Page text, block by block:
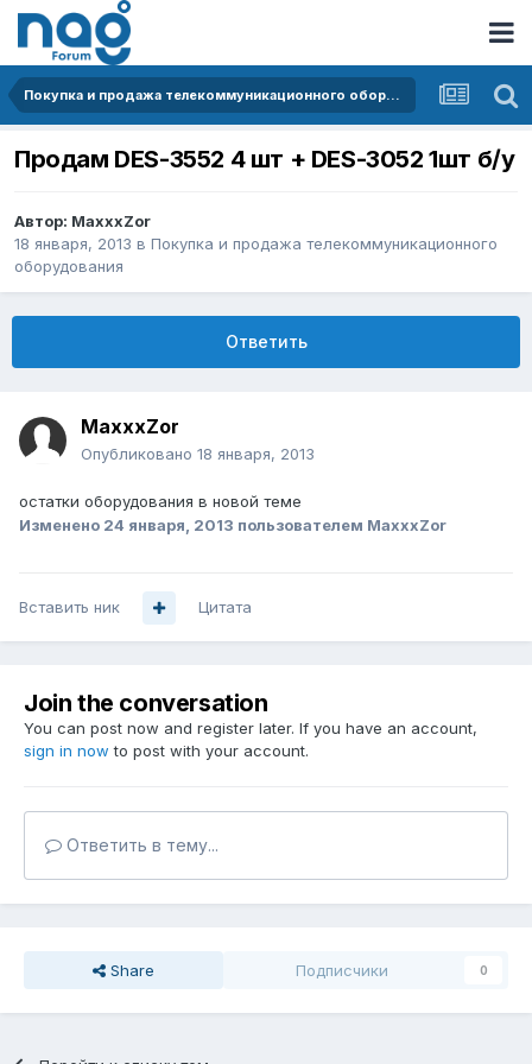
Покупка и продажа телекоммуникационного оборудования
Продам DES-3552 4 шт + DES-3052 1шт б/у
Автор: MaxxxZor
18 января, 2013 в Покупка и продажа телекоммуникационного
оборудования
Ответить
MaxxxZor
Опубликовано 18 января, 2013
остатки оборудования в новой теме
Изменено 24 января, 2013 пользователем MaxxxZor
Вставить ник Цитата
Join the conversation
You can post now and register later. If you have an account,
sign in now to post with your account.
Ответить в тему...
Share Подписчики 0